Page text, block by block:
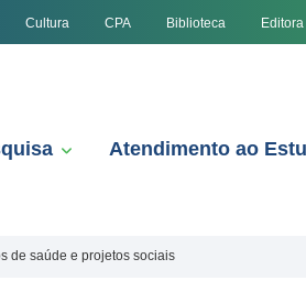
Cultura CPA Biblioteca Editora
Atendimento ao
de saúde e projetos sociais